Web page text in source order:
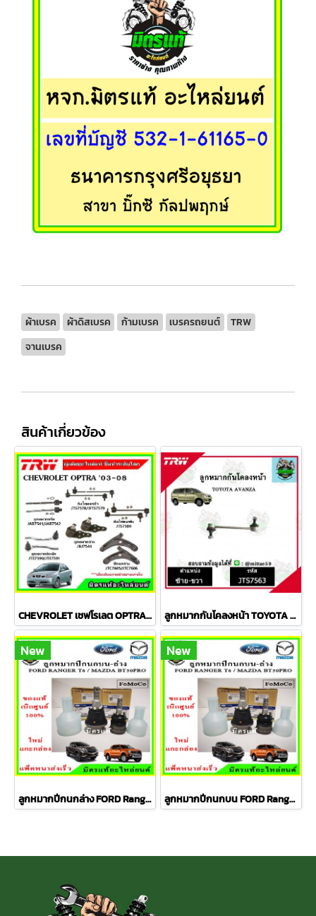
ผ้าเบรค ผ้าดิสเบรค ก้ามเบรค เบรครถยนต์
TRW
จานเบรค
สินค้าเกี่ยวข้อง
CHEVROLET เชฟโรเลต OPTRA ปี 03-08 ชุดช่วงล่าง TRW ลูกหมากกันโคลงหน้า TOYOTA AVANZA อเวนซ่า ปี 04-11ชุดช่วงล่าง TRW ราคาต่อคู่
New
ลูกหมากปีกนกล่าง FORD Ranger T6 / MAZDA BT50 PRO 2WD , 4WD
New
ลูกหมากปีกนกบน FORD Ranger T6 / MAZDA BT50 PRO 2WD , 4WD